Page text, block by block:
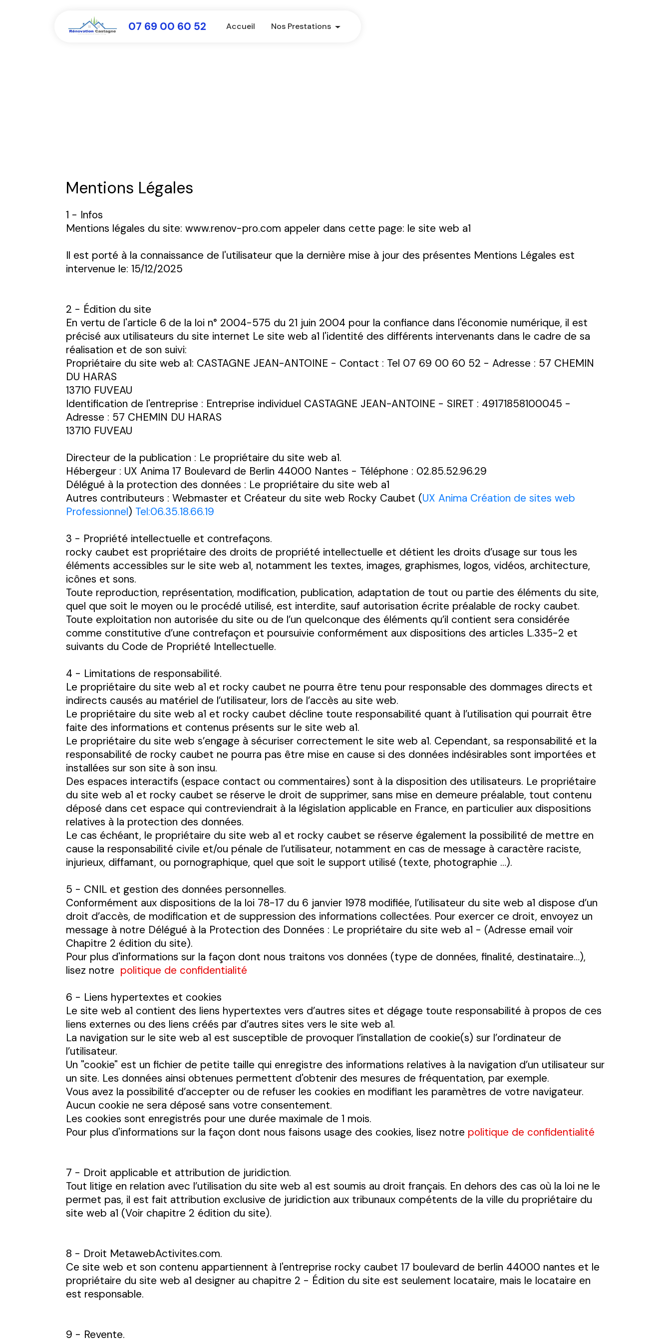
07 69 00 60 52 Accueil Nos Prestations
Mentions Légales
1 - Infos
Mentions légales du site: www.renov-pro.com appeler dans cette page: le site web a1
Il est porté à la connaissance de l'utilisateur que la dernière mise à jour des présentes Mentions Légales est
intervenue le: 15/12/2025
2 - Édition du site
En vertu de l'article 6 de la loi n° 2004-575 du 21 juin 2004 pour la confiance dans l'économie numérique, il est
précisé aux utilisateurs du site internet Le site web a1 l'identité des différents intervenants dans le cadre de sa
réalisation et de son suivi:
Propriétaire du site web a1: CASTAGNE JEAN-ANTOINE - Contact : Tel 07 69 00 60 52 - Adresse : 57 CHEMIN
DU HARAS
13710 FUVEAU
Identification de l'entreprise : Entreprise individuel CASTAGNE JEAN-ANTOINE - SIRET : 49171858100045 -
Adresse : 57 CHEMIN DU HARAS
13710 FUVEAU
Directeur de la publication : Le propriétaire du site web a1.
Hébergeur : UX Anima 17 Boulevard de Berlin 44000 Nantes - Téléphone : 02.85.52.96.29
Délégué à la protection des données : Le propriétaire du site web a1
Autres contributeurs : Webmaster et Créateur du site web Rocky Caubet (UX Anima Création de sites web
Professionnel) Tel:06.35.18.66.19
3 - Propriété intellectuelle et contrefaçons.
rocky caubet est propriétaire des droits de propriété intellectuelle et détient les droits d’usage sur tous les
éléments accessibles sur le site web a1, notamment les textes, images, graphismes, logos, vidéos, architecture,
icônes et sons.
Toute reproduction, représentation, modification, publication, adaptation de tout ou partie des éléments du site,
quel que soit le moyen ou le procédé utilisé, est interdite, sauf autorisation écrite préalable de rocky caubet.
Toute exploitation non autorisée du site ou de l’un quelconque des éléments qu’il contient sera considérée
comme constitutive d’une contrefaçon et poursuivie conformément aux dispositions des articles L.335-2 et
suivants du Code de Propriété Intellectuelle.
4 - Limitations de responsabilité.
Le propriétaire du site web a1 et rocky caubet ne pourra être tenu pour responsable des dommages directs et
indirects causés au matériel de l’utilisateur, lors de l’accès au site web.
Le propriétaire du site web a1 et rocky caubet décline toute responsabilité quant à l’utilisation qui pourrait être
faite des informations et contenus présents sur le site web a1.
Le propriétaire du site web s’engage à sécuriser correctement le site web a1. Cependant, sa responsabilité et la
responsabilité de rocky caubet ne pourra pas être mise en cause si des données indésirables sont importées et
installées sur son site à son insu.
Des espaces interactifs (espace contact ou commentaires) sont à la disposition des utilisateurs. Le propriétaire
du site web a1 et rocky caubet se réserve le droit de supprimer, sans mise en demeure préalable, tout contenu
déposé dans cet espace qui contreviendrait à la législation applicable en France, en particulier aux dispositions
relatives à la protection des données.
Le cas échéant, le propriétaire du site web a1 et rocky caubet se réserve également la possibilité de mettre en
cause la responsabilité civile et/ou pénale de l’utilisateur, notamment en cas de message à caractère raciste,
injurieux, diffamant, ou pornographique, quel que soit le support utilisé (texte, photographie …).
5 - CNIL et gestion des données personnelles.
Conformément aux dispositions de la loi 78-17 du 6 janvier 1978 modifiée, l’utilisateur du site web a1 dispose d’un
droit d’accès, de modification et de suppression des informations collectées. Pour exercer ce droit, envoyez un
message à notre Délégué à la Protection des Données : Le propriétaire du site web a1 - (Adresse email voir
Chapitre 2 édition du site).
Pour plus d'informations sur la façon dont nous traitons vos données (type de données, finalité, destinataire…),
lisez notre politique de confidentialité
6 - Liens hypertextes et cookies
Le site web a1 contient des liens hypertextes vers d’autres sites et dégage toute responsabilité à propos de ces
liens externes ou des liens créés par d’autres sites vers le site web a1.
La navigation sur le site web a1 est susceptible de provoquer l’installation de cookie(s) sur l’ordinateur de
l’utilisateur.
Un "cookie" est un fichier de petite taille qui enregistre des informations relatives à la navigation d’un utilisateur sur
un site. Les données ainsi obtenues permettent d'obtenir des mesures de fréquentation, par exemple.
Vous avez la possibilité d’accepter ou de refuser les cookies en modifiant les paramètres de votre navigateur.
Aucun cookie ne sera déposé sans votre consentement.
Les cookies sont enregistrés pour une durée maximale de 1 mois.
Pour plus d'informations sur la façon dont nous faisons usage des cookies, lisez notre politique de confidentialité
7 - Droit applicable et attribution de juridiction.
Tout litige en relation avec l’utilisation du site web a1 est soumis au droit français. En dehors des cas où la loi ne le
permet pas, il est fait attribution exclusive de juridiction aux tribunaux compétents de la ville du propriétaire du
site web a1 (Voir chapitre 2 édition du site).
8 - Droit MetawebActivites.com.
Ce site web et son contenu appartiennent à l'entreprise rocky caubet 17 boulevard de berlin 44000 nantes et le
propriétaire du site web a1 designer au chapitre 2 - Édition du site est seulement locataire, mais le locataire en
est responsable.
9 - Revente.